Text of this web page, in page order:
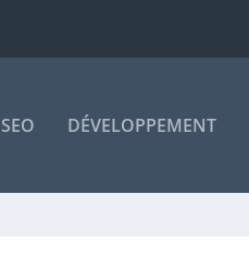
SEO DÉVELOPPEMENT